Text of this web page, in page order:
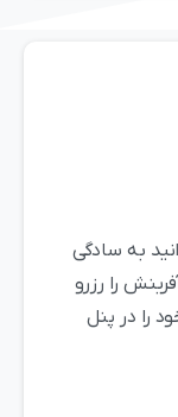
به سادگی
را رزرو
را در پنل